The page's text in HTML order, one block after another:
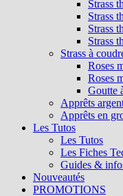
Strass
Strass
Strass
Strass
Strass à
Roses
Roses
Goutte
Apprêts
Apprêts en
Les Tutos
Les Tutos
Les Fiches
Guides &
Nouveautés
PROMOTIONS